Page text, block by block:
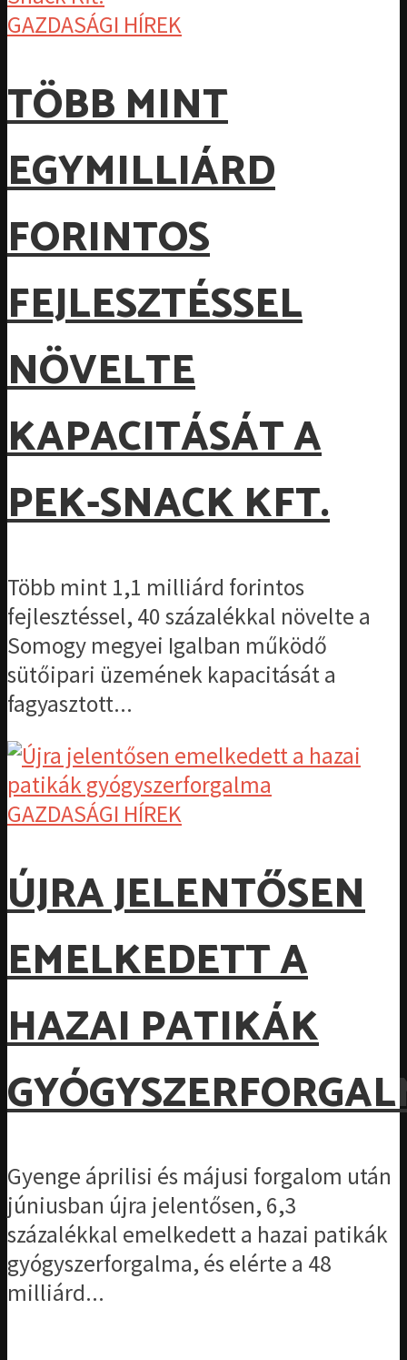
GAZDASÁGI HÍREK
TÖBB MINT
EGYMILLIÁRD
FORINTOS
FEJLESZTÉSSEL
NÖVELTE
KAPACITÁSÁT A
PEK-SNACK KFT.
Több mint 1,1 milliárd forintos
fejlesztéssel, 40 százalékkal növelte a
Somogy megyei Igalban működő
sütőipari üzemének kapacitását a
fagyasztott...
GAZDASÁGI HÍREK
ÚJRA JELENTŐSEN
EMELKEDETT A
HAZAI PATIKÁK
Gyenge áprilisi és májusi forgalom után
júniusban újra jelentősen, 6,3
százalékkal emelkedett a hazai patikák
gyógyszerforgalma, és elérte a 48
milliárd...